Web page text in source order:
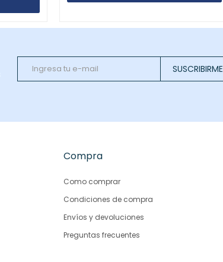
SUSCRIBIRME
Compra
Como comprar
Condiciones de compra
Envíos y devoluciones
Preguntas frecuentes